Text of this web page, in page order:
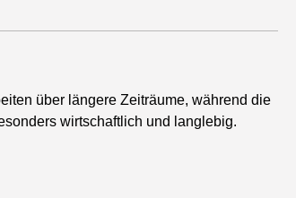
über längere Zeiträume, während die
wirtschaftlich und langlebig.